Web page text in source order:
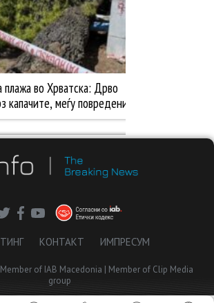
КОНТАКТ ИМПРЕСУМ
of IAB Macedonia | Member of Clip Media
group